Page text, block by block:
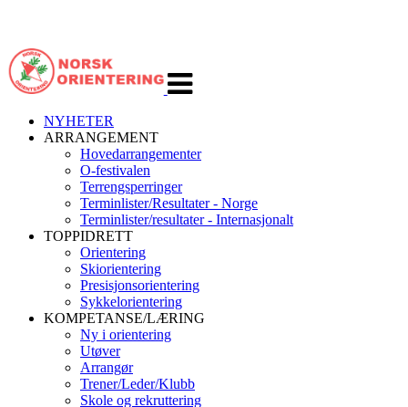
navigasjon
NYHETER
ARRANGEMENT
Hovedarrangementer
O-festivalen
Terrengsperringer
Terminlister/Resultater - Norge
Terminlister/resultater - Internasjonalt
TOPPIDRETT
Orientering
Skiorientering
Presisjonsorientering
Sykkelorientering
KOMPETANSE/LÆRING
Ny i orientering
Utøver
Arrangør
Trener/Leder/Klubb
Skole og rekruttering